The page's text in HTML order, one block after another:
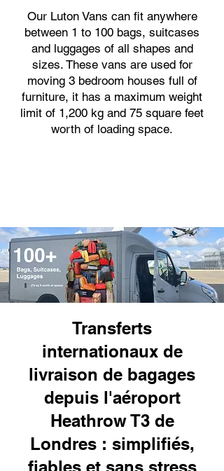
Our Luton Vans can fit anywhere
between 1 to 100 bags, suitcases
and luggages of all shapes and
sizes. These vans are used for
moving 3 bedroom houses full of
furniture, it has a maximum weight
limit of 1,200 kg and 75 square feet
worth of loading space.
Transferts
internationaux de
livraison de bagages
depuis l'aéroport
Heathrow T3 de
Londres : simplifiés,
fiables et sans stress